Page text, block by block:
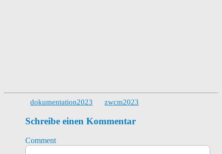
dokumentation2023 zwcm2023
Schreibe einen Kommentar
Comment